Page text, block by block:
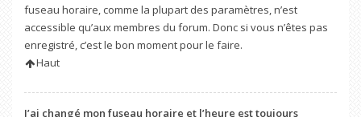
fuseau horaire, comme la plupart des paramètres, n’est
accessible qu’aux membres du forum. Donc si vous n’êtes pas
enregistré, c’est le bon moment pour le faire.
Haut
J’ai changé mon fuseau horaire et l’heure est toujours